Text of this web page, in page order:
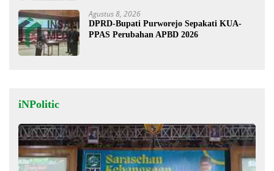
Agustus 8, 2026
DPRD-Bupati Purworejo Sepakati KUA-
PPAS Perubahan APBD 2026
iNPolitic